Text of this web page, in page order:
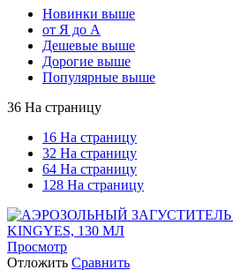
Новинки выше
от Я до А
Дешевые выше
Дорогие выше
Популярные выше
36 На страницу
16 На страницу
32 На страницу
64 На страницу
128 На страницу
Просмотр
Отложить Сравнить